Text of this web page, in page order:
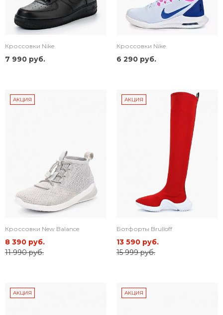
Кроссовки Nike
7 990 руб.
Кроссовки Nike
6 290 руб.
АКЦИЯ
Кроссовки New Balance
8 390 руб.
11 990 руб.
АКЦИЯ
Ботфорты Brulloff
13 590 руб.
15 999 руб.
АКЦИЯ АКЦИЯ